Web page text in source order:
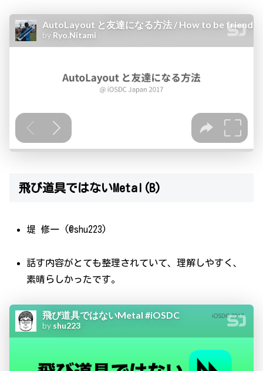
飛び道具ではないMetal(B)
堤 修一 (@shu223)
話す内容がとても整理されていて、理解しやすく、
素晴らしかったです。